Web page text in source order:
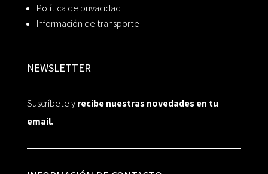
Política de privacidad
Información de transporte
NEWSLETTER
Suscríbete yrecibe nuestras novedades en tu
email.